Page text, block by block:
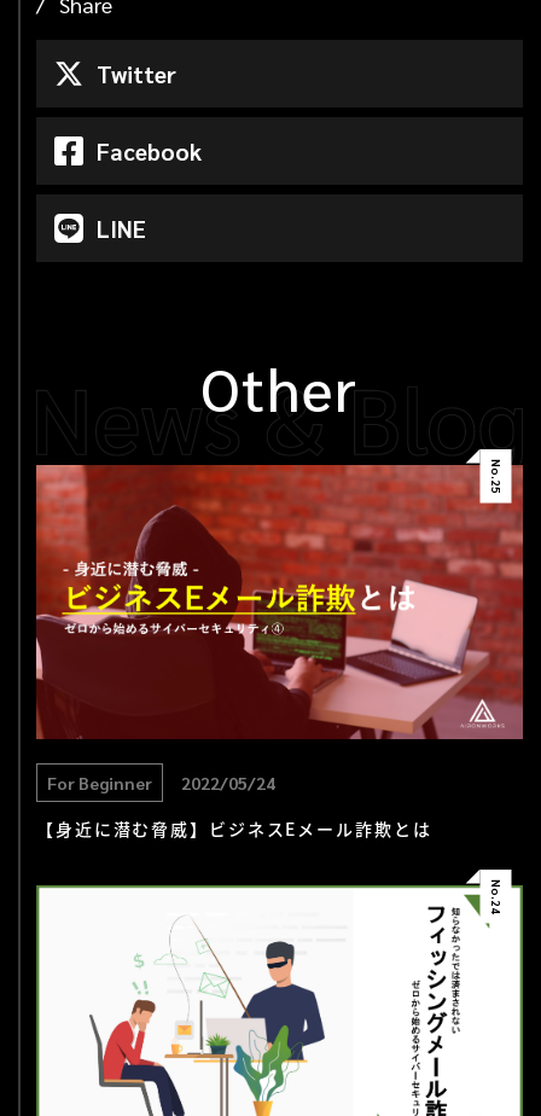
Twitter
Facebook
LINE
Other
No.
25
For Beginner 2022/05/24
【身近に潜む脅威】ビジネスEメール詐欺とは
No.
24